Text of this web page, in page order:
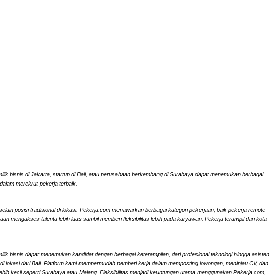
bisnis di Jakarta, startup di Bali, atau perusahaan berkembang di Surabaya dapat menemukan berbagai
merekrut pekerja terbaik.
posisi tradisional di lokasi. Pekerja.com menawarkan berbagai kategori pekerjaan, baik pekerja remote
mengakses talenta lebih luas sambil memberi fleksibilitas lebih pada karyawan. Pekerja terampil dari kota
bisnis dapat menemukan kandidat dengan berbagai keterampilan, dari profesional teknologi hingga asisten
dari Bali. Platform kami mempermudah pemberi kerja dalam memposting lowongan, meninjau CV, dan
kecil seperti Surabaya atau Malang. Fleksibilitas menjadi keuntungan utama menggunakan Pekerja.com,